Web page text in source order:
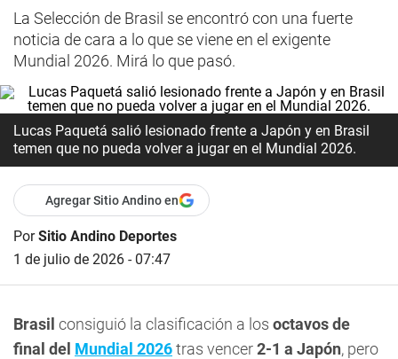
La Selección de Brasil se encontró con una fuerte
noticia de cara a lo que se viene en el exigente
Mundial 2026. Mirá lo que pasó.
Lucas Paquetá salió lesionado frente a Japón y en Brasil
temen que no pueda volver a jugar en el Mundial 2026.
Agregar Sitio Andino en
PorSitio Andino Deportes
1 de julio de 2026 - 07:47
Brasil consiguió la clasificación a los octavos de
final del Mundial 2026tras vencer2-1 a Japón, pero